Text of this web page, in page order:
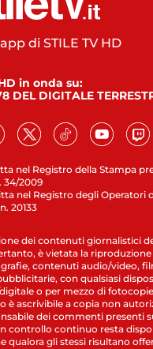
nel Registro della Stampa
34/2009
nel Registro degli Operatori
20133
di STILE TV HD
in onda su:
DEL DIGITALE
dei contenuti giornalistici
è vietata la riproduzione
contenuti audio/video,
con qualsiasi
o per mezzo di
è ascrivibile a copia non
dei commenti presenti
controllo continuo resta
qualora gli stessi risultano